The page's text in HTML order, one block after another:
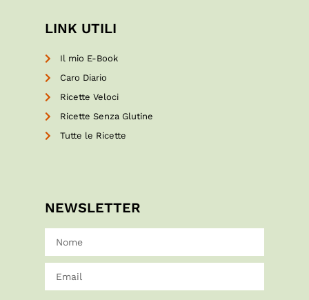
LINK UTILI
Il mio E-Book
Caro Diario
Ricette Veloci
Ricette Senza Glutine
Tutte le Ricette
NEWSLETTER